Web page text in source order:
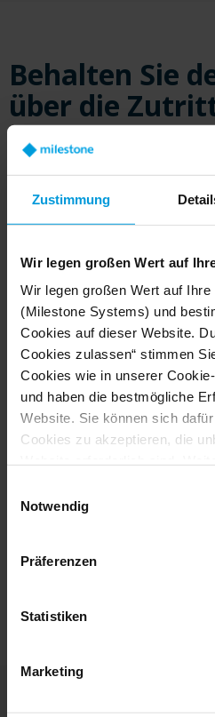
Zustimmung
Wir legen großen Wert auf
Wir legen großen Wert auf
(Milestone Systems) und
Cookies auf dieser Website.
Cookies zulassen“ stimmen
Cookies wie in unserer
und haben die bestmögliche
Website. Sie können sich
Cookies zu akzeptieren, die
Sie, wenn Sie auf „Details
Cookies können Sie unter
Analytics installieren:
https://tools.google.com/
Notwendig
Präferenzen
Statistiken
Marketing
Behalten Sie
über die
Mit XProtect Access können
Räumlichkeiten direkt im
und erhalten so einen
Zutrittspunkte,
bedeutet, dass Anwender in
dokumentieren können.